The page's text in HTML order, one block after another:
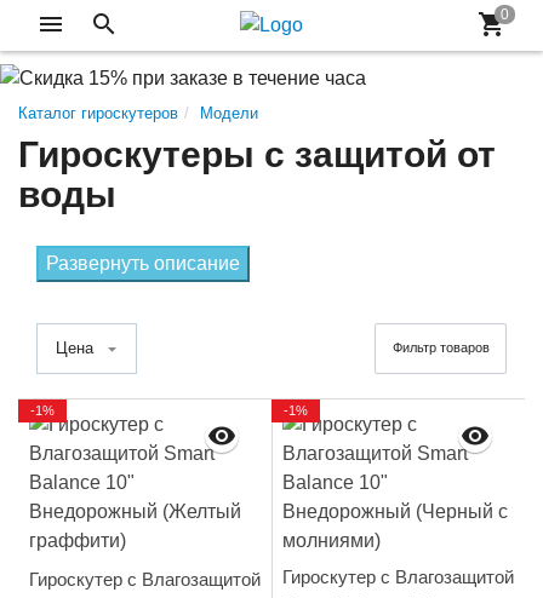
Каталог гироскутеров Модели
Гироскутеры с защитой от
воды
Развернуть описание
Цена Фильтр товаров
Гироскутер с Влагозащитой
-1%
Гироскутер с Влагозащитой
-1%